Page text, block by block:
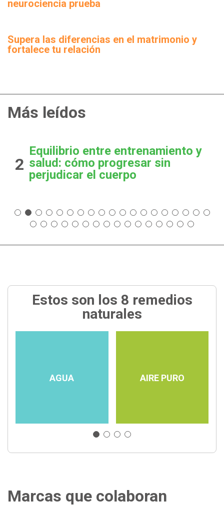
neurociencia prueba
Supera las diferencias en el matrimonio y
fortalece tu relación
Más leídos
2
Equilibrio entre entrenamiento y
salud: cómo progresar sin
perjudicar el cuerpo
Estos son los 8 remedios
naturales
AGUA AIRE PURO
Marcas que colaboran